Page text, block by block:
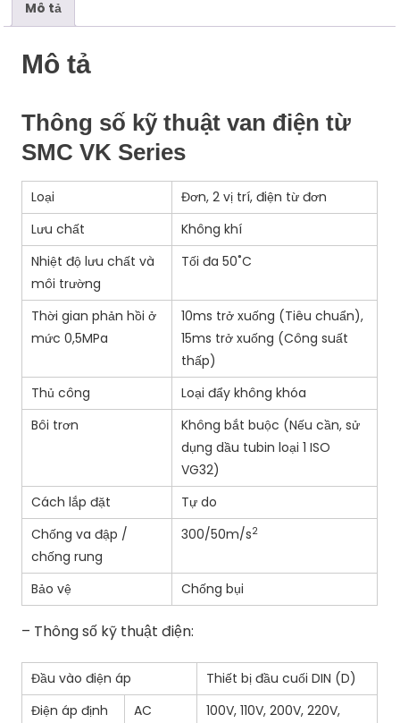
Mô tả
Mô tả
Thông số kỹ thuật van điện từ
SMC VK Series
Loại
Đơn, 2 vị trí, điện từ đơn
Lưu chất
Không khí
Nhiệt độ lưu chất và
môi trường
Tối đa 50˚C
Thời gian phản hồi ở
mức 0,5MPa
10ms trở xuống (Tiêu chuẩn),
15ms trở xuống (Công suất
thấp)
Thủ công
Loại đẩy không khóa
Bôi trơn
Không bắt buộc (Nếu cần, sử
dụng dầu tubin loại 1 ISO
VG32)
Cách lắp đặt
Tự do
Chống va đập /
chống rung
300/50m/s2
Bảo vệ Chống bụi
– Thông số kỹ thuật điện:
Đầu vào điện áp
Thiết bị đầu cuối DIN (D)
Điện áp định
AC
100V, 110V, 200V, 220V,